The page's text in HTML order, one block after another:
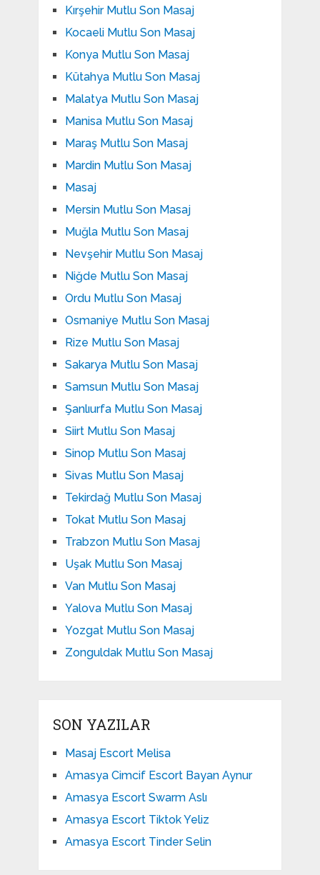
Kırşehir Mutlu Son Masaj
Kocaeli Mutlu Son Masaj
Konya Mutlu Son Masaj
Kütahya Mutlu Son Masaj
Malatya Mutlu Son Masaj
Manisa Mutlu Son Masaj
Maraş Mutlu Son Masaj
Mardin Mutlu Son Masaj
Masaj
Mersin Mutlu Son Masaj
Muğla Mutlu Son Masaj
Nevşehir Mutlu Son Masaj
Niğde Mutlu Son Masaj
Ordu Mutlu Son Masaj
Osmaniye Mutlu Son Masaj
Rize Mutlu Son Masaj
Sakarya Mutlu Son Masaj
Samsun Mutlu Son Masaj
Şanlıurfa Mutlu Son Masaj
Siirt Mutlu Son Masaj
Sinop Mutlu Son Masaj
Sivas Mutlu Son Masaj
Tekirdağ Mutlu Son Masaj
Tokat Mutlu Son Masaj
Trabzon Mutlu Son Masaj
Uşak Mutlu Son Masaj
Van Mutlu Son Masaj
Yalova Mutlu Son Masaj
Yozgat Mutlu Son Masaj
Zonguldak Mutlu Son Masaj
SON YAZILAR
Masaj Escort Melisa
Amasya Cimcif Escort Bayan Aynur
Amasya Escort Swarm Aslı
Amasya Escort Tiktok Yeliz
Amasya Escort Tinder Selin